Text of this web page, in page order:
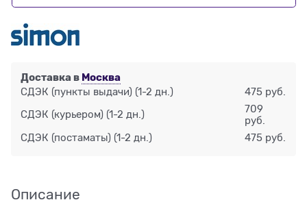
Доставка в Москва
СДЭК (пункты выдачи) (1-2 дн.) 475 руб.
СДЭК (курьером) (1-2 дн.)
709
руб.
СДЭК (постаматы) (1-2 дн.) 475 руб.
Описание